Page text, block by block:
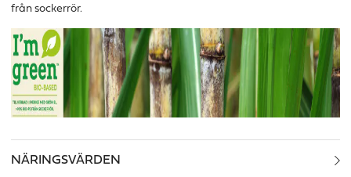
från sockerrör.
NÄRINGSVÄRDEN